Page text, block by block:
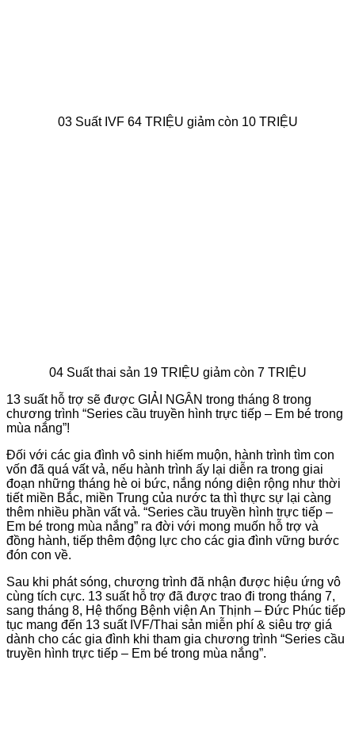
03 Suất IVF 64 TRIỆU giảm còn 10 TRIỆU
04 Suất thai sản 19 TRIỆU giảm còn 7 TRIỆU
13 suất hỗ trợ sẽ được GIẢI NGÂN trong tháng 8 trong
chương trình “Series cầu truyền hình trực tiếp – Em bé trong
mùa nắng”!
Đối với các gia đình vô sinh hiếm muộn, hành trình tìm con
vốn đã quá vất vả, nếu hành trình ấy lại diễn ra trong giai
đoạn những tháng hè oi bức, nắng nóng diện rộng như thời
tiết miền Bắc, miền Trung của nước ta thì thực sự lại càng
thêm nhiều phần vất vả. “Series cầu truyền hình trực tiếp –
Em bé trong mùa nắng” ra đời với mong muốn hỗ trợ và
đồng hành, tiếp thêm động lực cho các gia đình vững bước
đón con về.
Sau khi phát sóng, chương trình đã nhận được hiệu ứng vô
cùng tích cực. 13 suất hỗ trợ đã được trao đi trong tháng 7,
sang tháng 8, Hệ thống Bệnh viện An Thịnh – Đức Phúc tiếp
tục mang đến 13 suất IVF/Thai sản miễn phí & siêu trợ giá
dành cho các gia đình khi tham gia chương trình “Series cầu
truyền hình trực tiếp – Em bé trong mùa nắng”.